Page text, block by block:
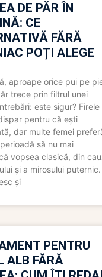
DE PĂR ÎN
CE
FĂRĂ
POȚI ALEGE
aproape orice pui pe
trece prin filtrul unei
este sigur? Firele
pentru că ești
dar multe femei
să nu mai
vopsea clasică, din
și a mirosului puternic.
și
PENTRU
ALB FĂRĂ